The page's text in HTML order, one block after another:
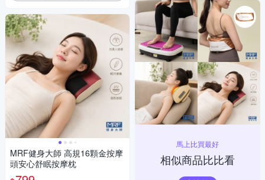
MRF健身大師 高規16顆金按摩
頭安心舒眠按摩枕
馬上比買最好
相似商品比比看